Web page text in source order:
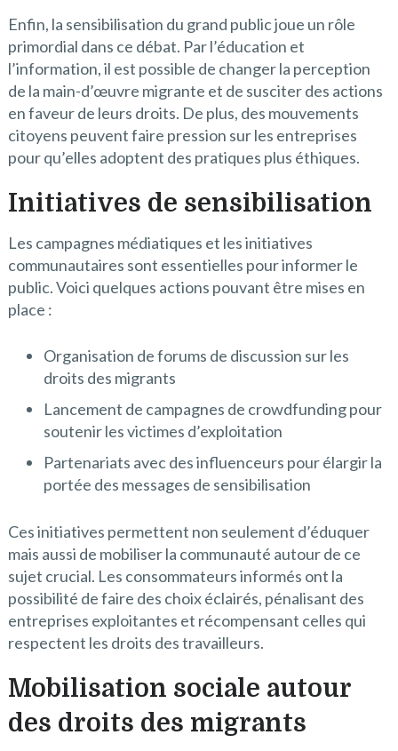
Enfin, la sensibilisation du grand public joue un rôle
primordial dans ce débat. Par l’éducation et
l’information, il est possible de changer la perception
de la main-d’œuvre migrante et de susciter des actions
en faveur de leurs droits. De plus, des mouvements
citoyens peuvent faire pression sur les entreprises
pour qu’elles adoptent des pratiques plus éthiques.
Initiatives de sensibilisation
Les campagnes médiatiques et les initiatives
communautaires sont essentielles pour informer le
public. Voici quelques actions pouvant être mises en
place :
Organisation de forums de discussion sur les
droits des migrants
Lancement de campagnes de crowdfunding pour
soutenir les victimes d’exploitation
Partenariats avec des influenceurs pour élargir la
portée des messages de sensibilisation
Ces initiatives permettent non seulement d’éduquer
mais aussi de mobiliser la communauté autour de ce
sujet crucial. Les consommateurs informés ont la
possibilité de faire des choix éclairés, pénalisant des
entreprises exploitantes et récompensant celles qui
respectent les droits des travailleurs.
Mobilisation sociale autour
des droits des migrants